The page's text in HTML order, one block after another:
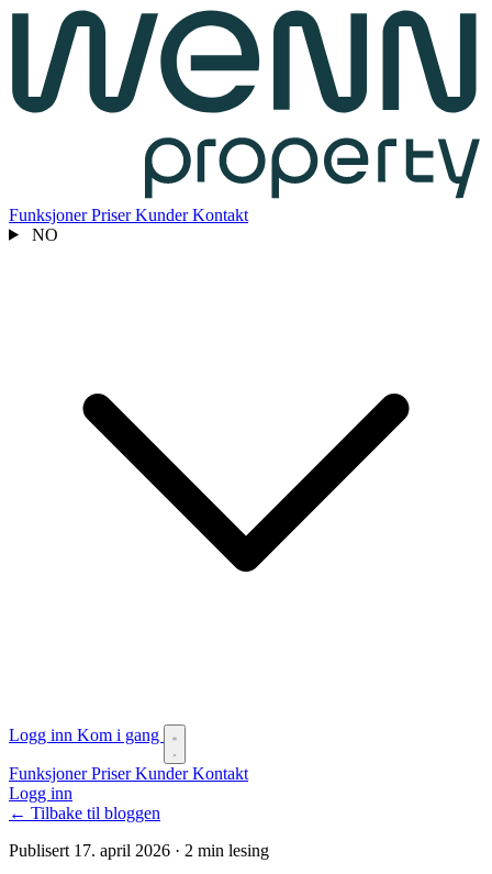
FunksjonerPriserKunderKontakt
NO
Logg inn Kom i gang
FunksjonerPriserKunderKontakt
Logg inn
← Tilbake til bloggen
Publisert 17. april 2026 · 2 min lesing